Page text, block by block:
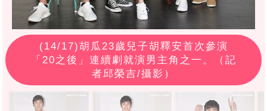
(14/17)胡瓜23歲兒子胡釋安首次參演
「20之後」連續劇就演男主角之一。（記
者邱榮吉/攝影）